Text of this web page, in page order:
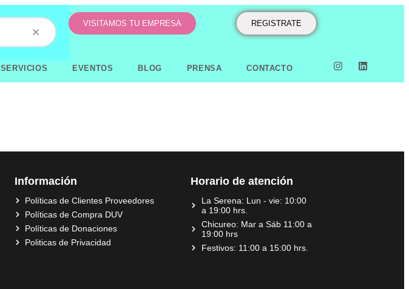
VISITAMOS TU EMPRESA REGISTRATE
SERVICIOS EVENTOS BLOG PRENSA CONTACTO
Información
Políticas de Clientes Proveedores
Políticas de Compra DUV
Políticas de Donaciones
Politicas de Privacidad
Horario de atención
La Serena: Lun - vie: 10:00
a 19:00 hrs.
Chicureo: Mar a Sáb 11:00 a
19:00 hrs
Festivos: 11:00 a 15:00 hrs.